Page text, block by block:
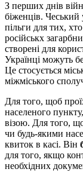
З перших днів
біженців. Чеський
пільги для тих,
російськх
створені для
Українці можуть
Це стосується
міжміського
Для того, щоб
населеного
візою. Для того,
чи будь-якими
квиток в касі. Він
для того, якщо
необхідних